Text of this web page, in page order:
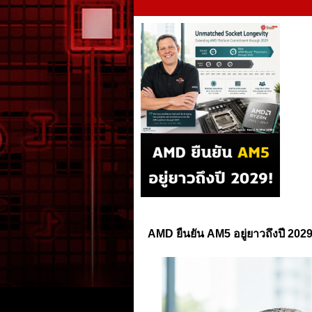
AMD ยืนยัน AM5 อยู่ยาวถึงปี